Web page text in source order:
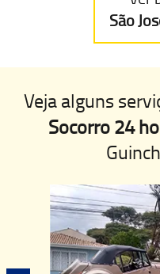
São
Veja alguns
Socorro 24